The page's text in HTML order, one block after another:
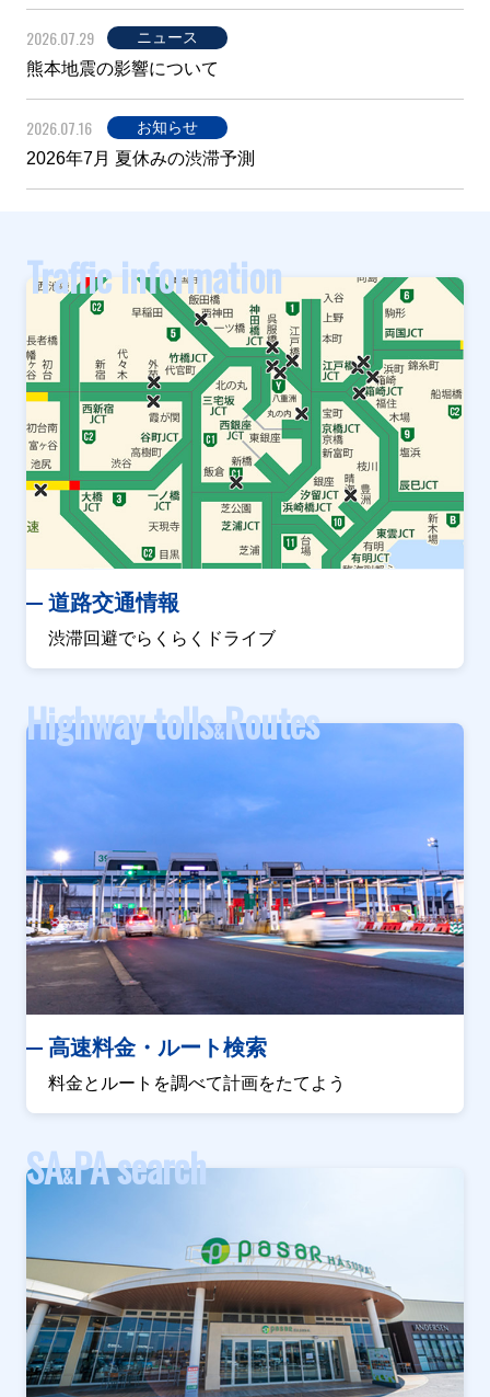
2026.07.29 ニュース
熊本地震の影響について
2026.07.16 お知らせ
2026年7月 夏休みの渋滞予測
Traffic information
道路交通情報
渋滞回避でらくらくドライブ
Highway tolls&Routes
高速料金・ルート検索
料金とルートを調べて計画をたてよう
SA&PA search